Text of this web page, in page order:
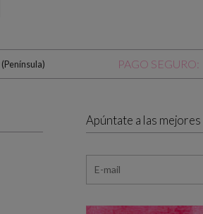
(Península) PAGO SEGURO:
Apúntate a las mejores